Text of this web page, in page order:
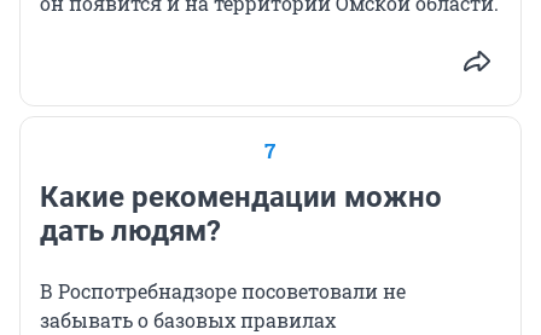
7
Какие рекомендации можно
дать людям?
В Роспотребнадзоре посоветовали не
забывать о базовых правилах